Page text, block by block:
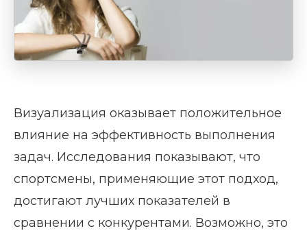
Визуализация оказывает положительное
влияние на эффективность выполнения
задач. Исследования показывают, что
спортсмены, применяющие этот подход,
достигают лучших показателей в
сравнении с конкурентами. Возможно, это